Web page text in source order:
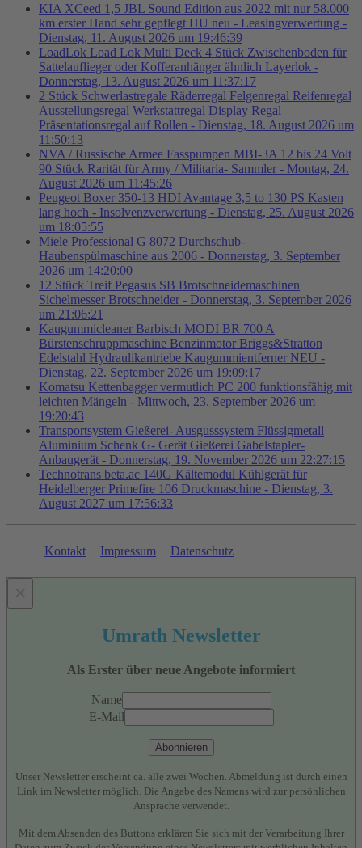
KIA XCeed 1,5 JBL Sound Edition aus 2022 mit nur 58.000
km erster Hand sehr gepflegt HU neu - Leasingverwertung -
Dienstag, 11. August 2026 um 19:46:39
LoadLok Load Lok Multi Deck 4 Stück Zwischenboden für
Sattelauflieger oder Kofferanhänger ähnlich Layerlok -
Donnerstag, 13. August 2026 um 11:37:17
2 Stück Schwerlastregale Räderregal Felgenregal Reifenregal
Ausstellungsregal Werkstattregal Display Regal
Präsentationsregal auf Rollen - Dienstag, 18. August 2026 um
11:50:13
NVA / Russische Armee Fasspumpen MBI-3A 12 bis 24 Volt
90 Stück Rarität für Army / Militaria- Sammler - Montag, 24.
August 2026 um 11:45:26
Peugeot Boxer 350-13 HDI Avantage 3,5 to 130 PS Kasten
lang hoch - Insolvenzverwertung - Dienstag, 25. August 2026
um 18:05:55
Miele Professional G 8072 Durchschub-
Haubenspülmaschine aus 2006 - Donnerstag, 3. September
2026 um 14:20:00
12 Stück Treif Pegasus SB Brotschneidemaschinen
Sichelmesser Brotschneider - Donnerstag, 3. September 2026
um 21:06:21
Kaugummicleaner Barbisch MODI BR 700 A
Bürstenschruppmaschine Benzinmotor Briggs&Stratton
Edelstahl Hydraulikantriebe Kaugummientferner NEU -
Dienstag, 22. September 2026 um 19:09:17
Komatsu Kettenbagger vermutlich PC 200 funktionsfähig mit
leichten Mängeln - Mittwoch, 23. September 2026 um
19:20:43
Transportsystem Gießerei- Ausgusssystem Flüssigmetall
Aluminium Schenk G- Gerät Gießerei Gabelstapler-
Anbaugerät - Donnerstag, 19. November 2026 um 22:27:15
Technotrans beta.ac 140G Kältemodul Kühlgerät für
Heidelberger Primefire 106 Druckmaschine - Dienstag, 3.
August 2027 um 17:56:33
Kontakt Impressum Datenschutz
Umrath Newsletter
Als Erster über neue Angebote informiert
Name
E-Mail
Abonnieren
Unser Newsletter erscheint ca. alle zwei Wochen. Abmeldung ist durch einen
Link im Newsletter möglich. Die Angabe des Namens wird zur persönlichen
Ansprache verwendet.
Mit dem Absenden des Buttons erklären Sie sich mit der Verarbeitung Ihrer